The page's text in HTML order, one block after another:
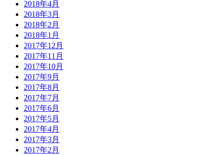
2018年4月
2018年3月
2018年2月
2018年1月
2017年12月
2017年11月
2017年10月
2017年9月
2017年8月
2017年7月
2017年6月
2017年5月
2017年4月
2017年3月
2017年2月